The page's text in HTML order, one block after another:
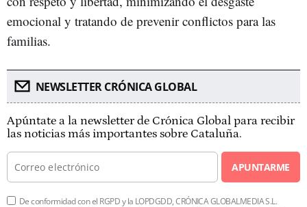
emocional y tratando de prevenir conflictos para las
familias.
NEWSLETTER CRÓNICA GLOBAL
Apúntate a la newsletter de Crónica Global para recibir
las noticias más importantes sobre Cataluña.
APUNTARME
De conformidad con el RGPD y la LOPDGDD, CRÓNICA GLOBALMEDIA S.L.